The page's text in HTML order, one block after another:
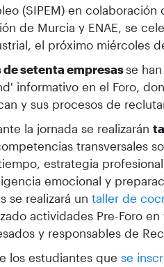
(SIPEM) en
de Murcia y ENAE, se
el próximo miércoles
de setenta empresasse
informativo en el Foro,
y sus procesos de
la jornada se realizarán
transversales
estrategia
emocional y
se realizará untaller de
actividades Pre-Foro
y responsables de
los estudiantes quese